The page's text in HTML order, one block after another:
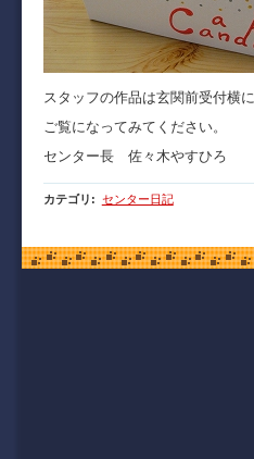
スタッフの作品は玄関前受付横
ご覧になってみてください。
センター長 佐々木やすひろ
カテゴリ : センター日記
Copyright (C) 2009 函館市青年セ